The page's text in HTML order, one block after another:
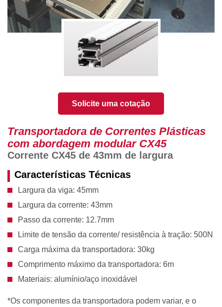
Solicite uma cotação
Transportadora de Correntes Plásticas
com abordagem modular CX45
Corrente CX45 de 43mm de largura
Características Técnicas
Largura da viga: 45mm
Largura da corrente: 43mm
Passo da corrente: 12.7mm
Limite de tensão da corrente/ resistência à tração: 500N
Carga máxima da transportadora: 30kg
Comprimento máximo da transportadora: 6m
Materiais: alumínio/aço inoxidável
*Os componentes da transportadora podem variar, e o